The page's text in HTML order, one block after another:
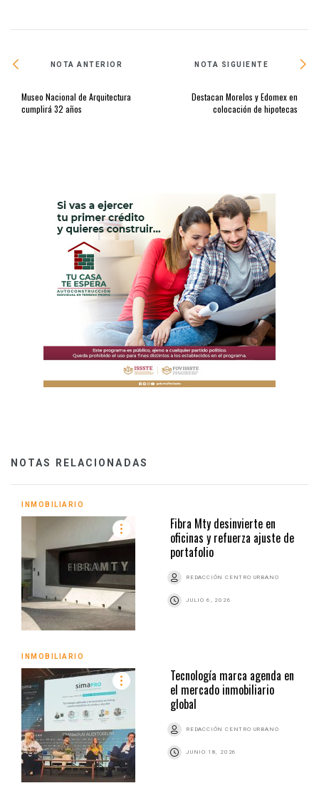
NOTA ANTERIOR
Museo Nacional de Arquitectura
cumplirá 32 años
NOTA SIGUIENTE
Destacan Morelos y Edomex en
colocación de hipotecas
NOTAS RELACIONADAS
INMOBILIARIO
Fibra Mty desinvierte en
oficinas y refuerza ajuste de
portafolio
REDACCIÓN CENTRO URBANO
JULIO 6, 2026
INMOBILIARIO
Tecnología marca agenda en
el mercado inmobiliario
global
REDACCIÓN CENTRO URBANO
JUNIO 18, 2026